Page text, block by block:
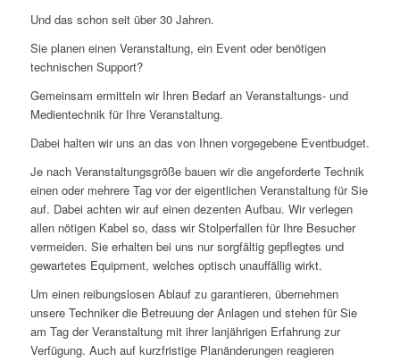
Und das schon seit über 30 Jahren.
Sie planen einen Veranstaltung, ein Event oder benötigen
technischen Support?
Gemeinsam ermitteln wir Ihren Bedarf an Veranstaltungs- und
Medientechnik für Ihre Veranstaltung.
Dabei halten wir uns an das von Ihnen vorgegebene Eventbudget.
Je nach Veranstaltungsgröße bauen wir die angeforderte Technik
einen oder mehrere Tag vor der eigentlichen Veranstaltung für Sie
auf. Dabei achten wir auf einen dezenten Aufbau. Wir verlegen
allen nötigen Kabel so, dass wir Stolperfallen für Ihre Besucher
vermeiden. Sie erhalten bei uns nur sorgfältig gepflegtes und
gewartetes Equipment, welches optisch unauffällig wirkt.
Um einen reibungslosen Ablauf zu garantieren, übernehmen
unsere Techniker die Betreuung der Anlagen und stehen für Sie
am Tag der Veranstaltung mit ihrer lanjährigen Erfahrung zur
Verfügung. Auch auf kurzfristige Planänderungen reagieren